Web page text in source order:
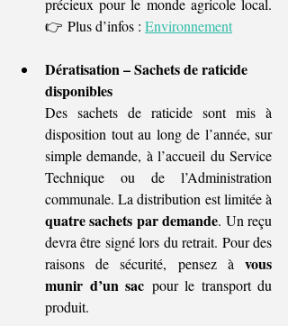
précieux pour le monde agricole local.
👉 Plus d’infos : Environnement
Dératisation – Sachets de raticide
disponibles
Des sachets de raticide sont mis à
disposition tout au long de l’année, sur
simple demande, à l’accueil du Service
Technique ou de l’Administration
quatre sachets par demande. Un reçu
devra être signé lors du retrait. Pour des
raisons de sécurité, pensez à vous
munir d’un sac pour le transport du
produit.